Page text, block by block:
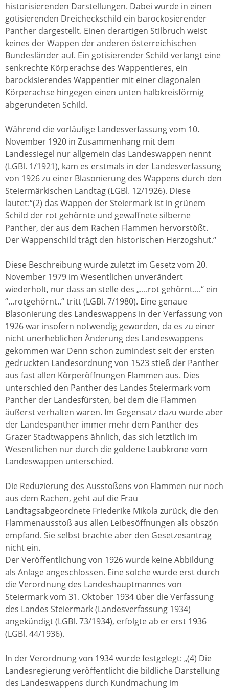
historisierenden Darstellungen. Dabei wurde in einen
gotisierenden Dreicheckschild ein barockosierender
Panther dargestellt. Einen derartigen Stilbruch weist
keines der Wappen der anderen österreichischen
Bundesländer auf. Ein gotisierender Schild verlangt eine
senkrechte Körperachse des Wappentieres, ein
barockisierendes Wappentier mit einer diagonalen
Körperachse hingegen einen unten halbkreisförmig
abgerundeten Schild.
Während die vorläufige Landesverfassung vom 10.
November 1920 in Zusammenhang mit dem
Landessiegel nur allgemein das Landeswappen nennt
(LGBl. 1/1921), kam es erstmals in der Landesverfassung
von 1926 zu einer Blasonierung des Wappens durch den
Steiermärkischen Landtag (LGBl. 12/1926). Diese
lautet:“(2) das Wappen der Steiermark ist in grünem
Schild der rot gehörnte und gewaffnete silberne
Panther, der aus dem Rachen Flammen hervorstößt.
Der Wappenschild trägt den historischen Herzogshut.“
Diese Beschreibung wurde zuletzt im Gesetz vom 20.
November 1979 im Wesentlichen unverändert
wiederholt, nur dass an stelle des „....rot gehörnt....“ ein
“...rotgehörnt..“ tritt (LGBl. 7/1980). Eine genaue
Blasonierung des Landeswappens in der Verfassung von
1926 war insofern notwendig geworden, da es zu einer
nicht unerheblichen Änderung des Landeswappens
gekommen war Denn schon zumindest seit der ersten
gedruckten Landesordnung von 1523 stieß der Panther
aus fast allen Körperöffnungen Flammen aus. Dies
unterschied den Panther des Landes Steiermark vom
Panther der Landesfürsten, bei dem die Flammen
äußerst verhalten waren. Im Gegensatz dazu wurde aber
der Landespanther immer mehr dem Panther des
Grazer Stadtwappens ähnlich, das sich letztlich im
Wesentlichen nur durch die goldene Laubkrone vom
Landeswappen unterschied.
Die Reduzierung des Ausstoßens von Flammen nur noch
aus dem Rachen, geht auf die Frau
Landtagsabgeordnete Friederike Mikola zurück, die den
Flammenausstoß aus allen Leibesöffnungen als obszön
empfand. Sie selbst brachte aber den Gesetzesantrag
nicht ein.
Der Veröffentlichung von 1926 wurde keine Abbildung
als Anlage angeschlossen. Eine solche wurde erst durch
die Verordnung des Landeshauptmannes von
Steiermark vom 31. Oktober 1934 über die Verfassung
des Landes Steiermark (Landesverfassung 1934)
angekündigt (LGBl. 73/1934), erfolgte ab er erst 1936
(LGBl. 44/1936).
In der Verordnung von 1934 wurde festgelegt: „(4) Die
Landesregierung veröffentlicht die bildliche Darstellung
des Landeswappens durch Kundmachung im